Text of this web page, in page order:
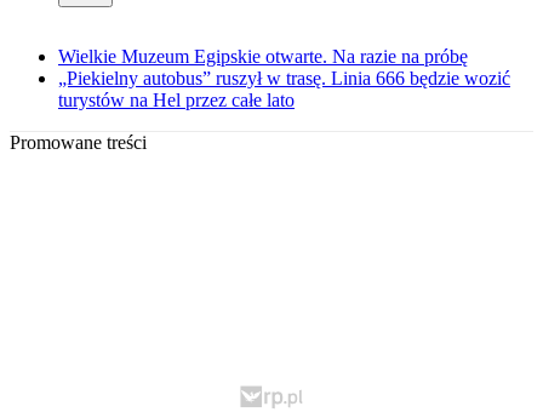
Wielkie Muzeum Egipskie otwarte. Na razie na próbę
„Piekielny autobus” ruszył w trasę. Linia 666 będzie wozić
turystów na Hel przez całe lato
Promowane treści